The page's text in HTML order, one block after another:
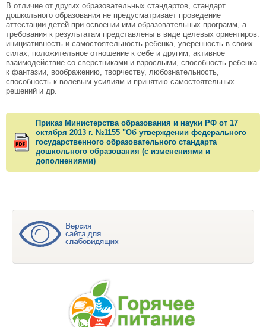
В отличие от других образовательных стандартов, стандарт
дошкольного образования не предусматривает проведение
аттестации детей при освоении ими образовательных программ, а
требования к результатам представлены в виде целевых ориентиров:
инициативность и самостоятельность ребенка, уверенность в своих
силах, положительное отношение к себе и другим, активное
взаимодействие со сверстниками и взрослыми, способность ребенка
к фантазии, воображению, творчеству, любознательность,
способность к волевым усилиям и принятию самостоятельных
решений и др.
Приказ Министерства образования и науки РФ от 17
октября 2013 г. №1155 "Об утверждении федерального
государственного образовательного стандарта
дошкольного образования (с изменениями и
дополнениями)